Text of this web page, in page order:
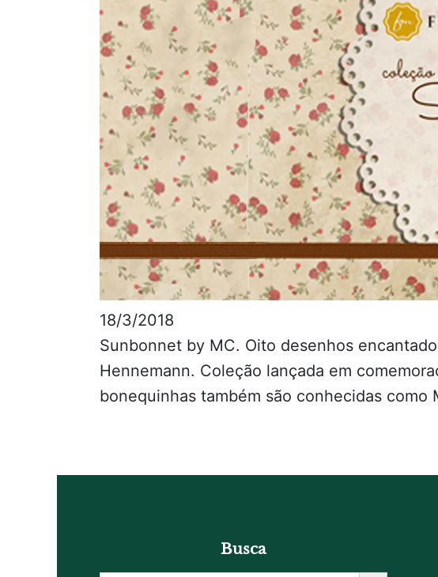
18/3/2018
Sunbonnet by MC. Oito desenhos
Hennemann. Coleção lançada em
bonequinhas também são conhecidas
Busca
Botão De Pesquisa